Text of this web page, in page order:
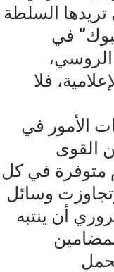
السلطة
في
فلا
الأمور في
القوى
متوفرة في كل
وسائل
أن ينتبه